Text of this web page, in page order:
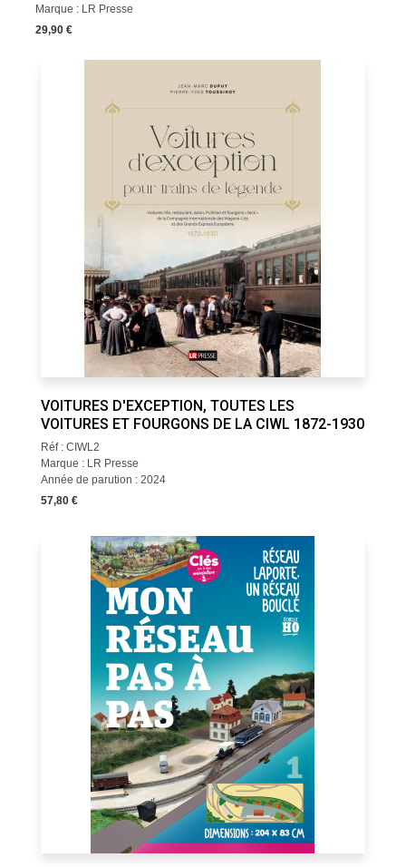
Marque : LR Presse
29,90 €
VOITURES D'EXCEPTION, TOUTES LES
VOITURES ET FOURGONS DE LA CIWL 1872-1930
Réf : CIWL2
Marque : LR Presse
Année de parution : 2024
57,80 €